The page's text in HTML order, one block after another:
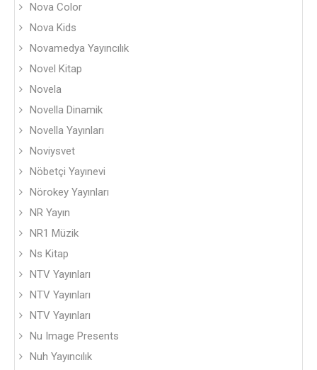
Nova Color
Nova Kids
Novamedya Yayıncılık
Novel Kitap
Novela
Novella Dinamik
Novella Yayınları
Noviysvet
Nöbetçi Yayınevi
Nörokey Yayınları
NR Yayın
NR1 Müzik
Ns Kitap
NTV Yayınları
NTV Yayınları
NTV Yayınları
Nu Image Presents
Nuh Yayıncılık